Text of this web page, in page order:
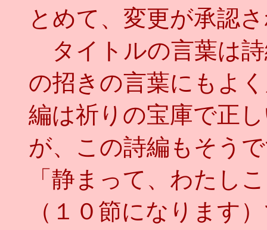
とめて、変更が承認
タイトルの言葉は
の招きの言葉にもよ
編は祈りの宝庫で正
が、この詩編もそう
「静まって、わたし
（１０節になります